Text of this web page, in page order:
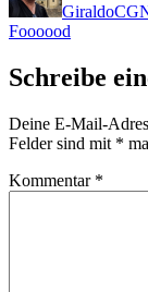
Foooood
Schreibe
Deine E-Mail-
Felder sind mit *
Kommentar *